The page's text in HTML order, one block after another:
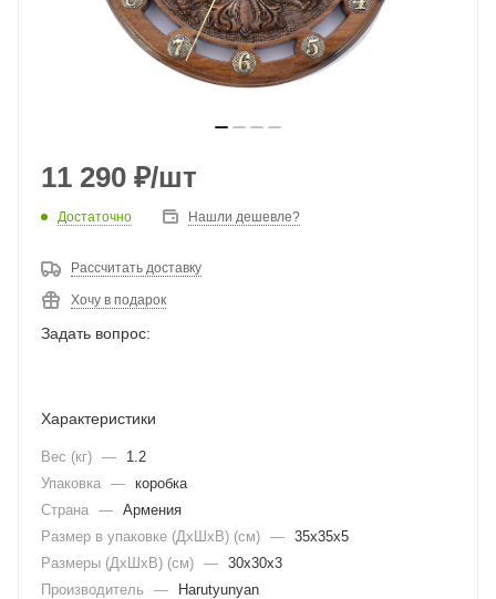
11 290 ₽/шт
Достаточно Нашли дешевле?
Рассчитать доставку
Хочу в подарок
Задать вопрос:
Характеристики
Вес (кг) —
1.2
Упаковка — коробка
Страна — Армения
Размер в упаковке (ДхШxВ) (см) — 35х35х5
Размеры (ДxШxВ) (см) — 30х30х3
Производитель
— Harutyunyan